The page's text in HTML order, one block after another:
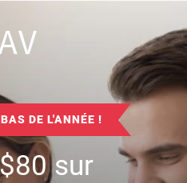
DE L'ANNÉE !
80sur